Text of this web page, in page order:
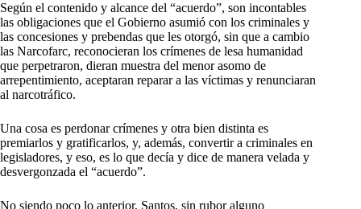
Según el contenido y alcance del “acuerdo”, son incontables
las obligaciones que el Gobierno asumió con los criminales y
las concesiones y prebendas que les otorgó, sin que a cambio
las Narcofarc, reconocieran los crímenes de lesa humanidad
que perpetraron, dieran muestra del menor asomo de
arrepentimiento, aceptaran reparar a las víctimas y renunciaran
al narcotráfico.
Una cosa es perdonar crímenes y otra bien distinta es
premiarlos y gratificarlos, y, además, convertir a criminales en
legisladores, y eso, es lo que decía y dice de manera velada y
desvergonzada el “acuerdo”.
No siendo poco lo anterior, Santos, sin rubor alguno